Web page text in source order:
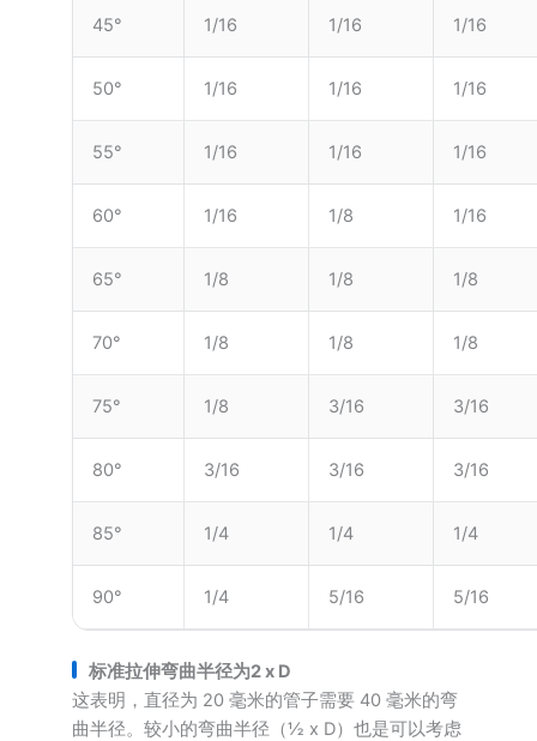
45° 1/16 1/16 1/16
50° 1/16 1/16 1/16
55° 1/16 1/16 1/16
60° 1/16 1/8 1/16
65° 1/8 1/8 1/8
70° 1/8 1/8 1/8
75° 1/8 3/16 3/16
80° 3/16 3/16 3/16
85° 1/4 1/4 1/4
90° 1/4 5/16 5/16
标准拉伸弯曲半径为2 x D
这表明，直径为 20 毫米的管子需要 40 毫米的弯
曲半径。较小的弯曲半径（½ x D）也是可以考虑